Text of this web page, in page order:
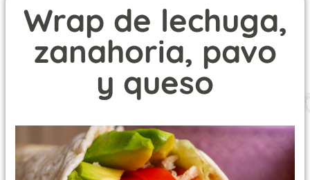
Wrap de lechuga,
zanahoria, pavo
y queso